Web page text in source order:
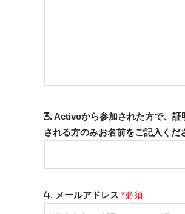
. Activoから参加された方で、証
される方のみお名前をご記入くだ
. メールアドレス *必須